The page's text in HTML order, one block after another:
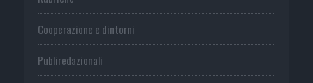
Cooperazione e dintorni
Publiredazionali